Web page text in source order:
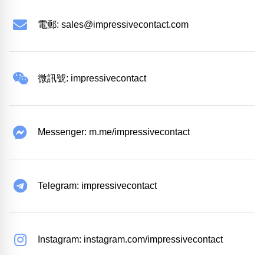
電郵: sales@impressivecontact.com
微訊號: impressivecontact
Messenger: m.me/impressivecontact
Telegram: impressivecontact
Instagram: instagram.com/impressivecontact